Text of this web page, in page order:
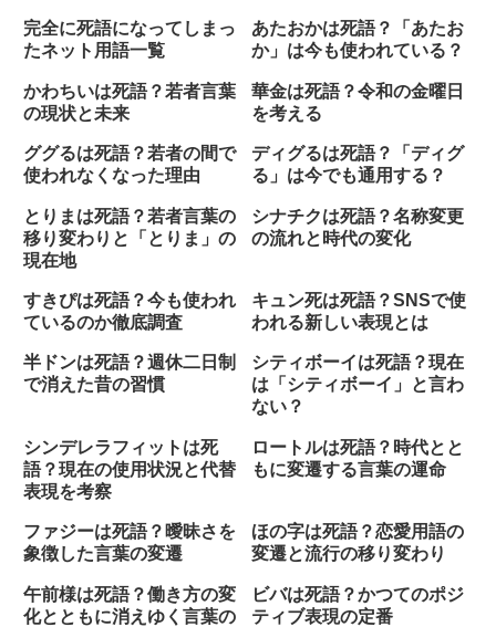
完全に死語になってしまっ
たネット用語一覧
あたおかは死語？「あたお
か」は今も使われている？
かわちいは死語？若者言葉
の現状と未来
華金は死語？令和の金曜日
を考える
ググるは死語？若者の間で
使われなくなった理由
ディグるは死語？「ディグ
る」は今でも通用する？
とりまは死語？若者言葉の
移り変わりと「とりま」の
現在地
シナチクは死語？名称変更
の流れと時代の変化
すきぴは死語？今も使われ
ているのか徹底調査
キュン死は死語？SNSで使
われる新しい表現とは
半ドンは死語？週休二日制
で消えた昔の習慣
シティボーイは死語？現在
は「シティボーイ」と言わ
ない？
シンデレラフィットは死
語？現在の使用状況と代替
表現を考察
ロートルは死語？時代とと
もに変遷する言葉の運命
ファジーは死語？曖昧さを
象徴した言葉の変遷
ほの字は死語？恋愛用語の
変遷と流行の移り変わり
午前様は死語？働き方の変
化とともに消えゆく言葉の
ビバは死語？かつてのポジ
ティブ表現の定番